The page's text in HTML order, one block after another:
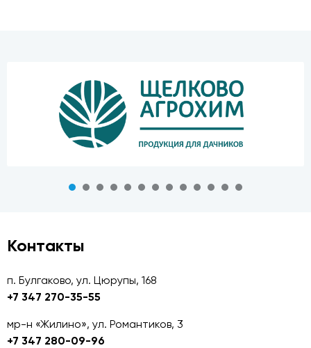
Контакты
п. Булгаково, ул. Цюрупы, 168
+7 347 270-35-55
мр-н «Жилино», ул. Романтиков, 3
+7 347 280-09-96